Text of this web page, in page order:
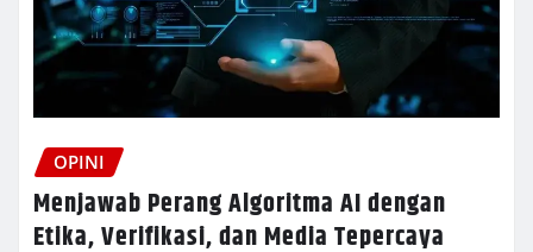
OPINI
Menjawab Perang Algoritma AI dengan
Etika, Verifikasi, dan Media Tepercaya